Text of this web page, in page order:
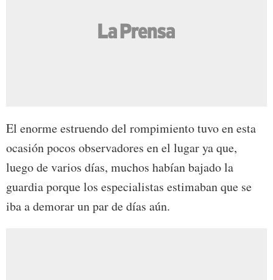
El enorme estruendo del rompimiento tuvo en esta
ocasión pocos observadores en el lugar ya que,
luego de varios días, muchos habían bajado la
guardia porque los especialistas estimaban que se
iba a demorar un par de días aún.